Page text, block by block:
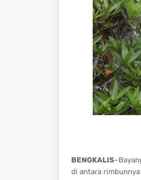
BENGKALIS
di antara